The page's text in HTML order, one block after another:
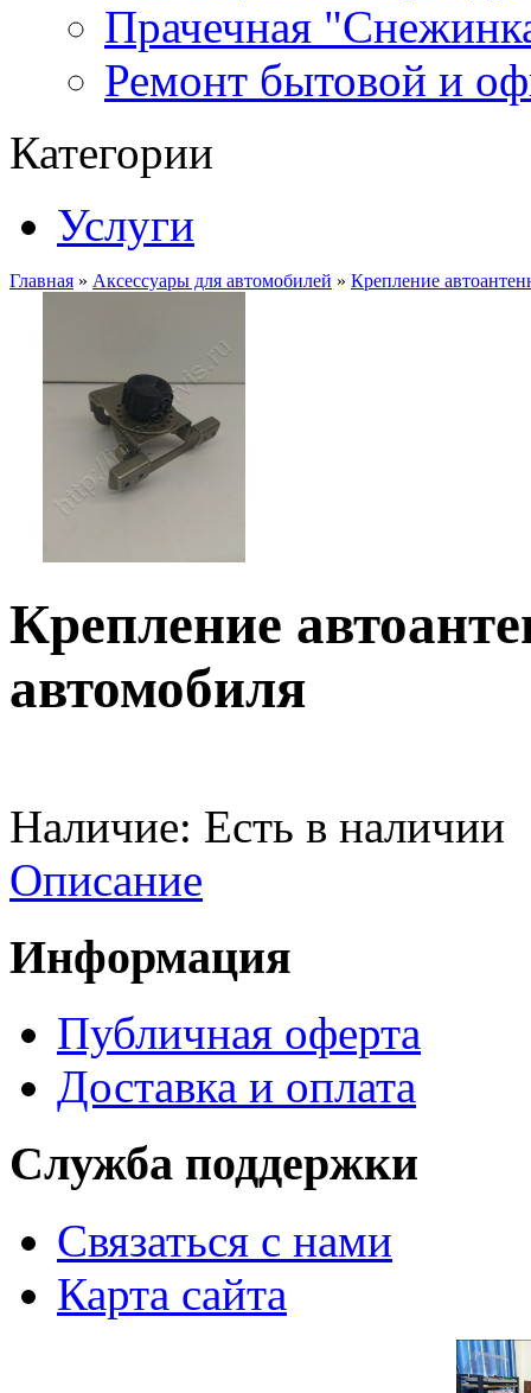
Прачечная
Ремонт бытовой и
Категории
Услуги
Главная » Аксессуары для автомобилей » Крепление
Крепление
автомобиля
Наличие: Есть в наличии
Описание
Информация
Публичная оферта
Доставка и оплата
Служба поддержки
Связаться с нами
Карта сайта